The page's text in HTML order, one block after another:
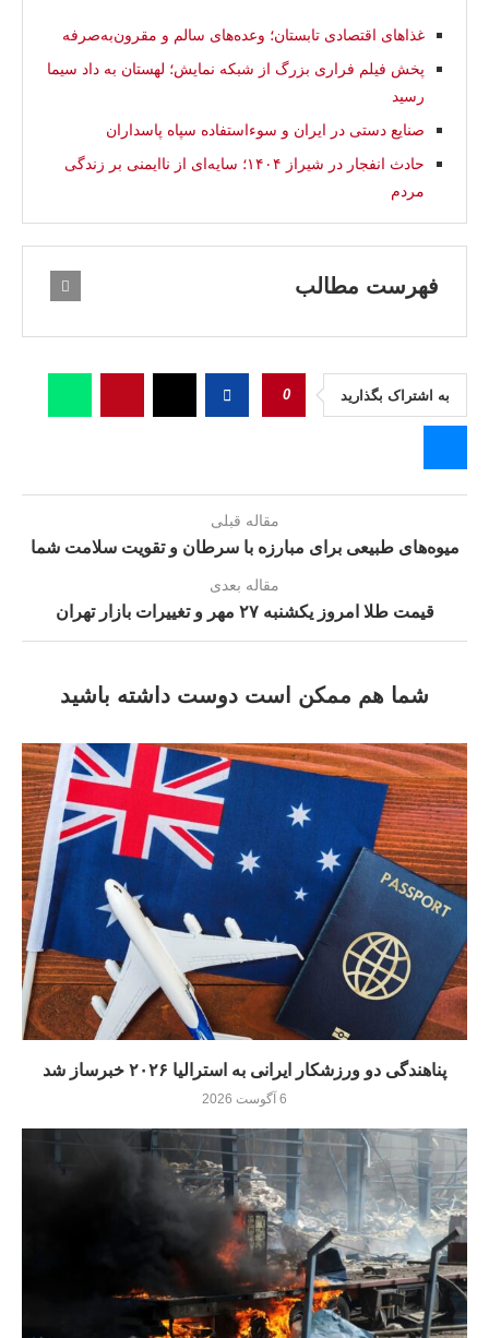
غذاهای اقتصادی تابستان؛ وعده‌های سالم و مقرون‌به‌صرفه
پخش فیلم فراری بزرگ از شبکه نمایش؛ لهستان به داد سیما
رسید
صنایع دستی در ایران و سوءاستفاده سپاه پاسداران
حادث انفجار در شیراز ۱۴۰۴؛ سایه‌ای از ناایمنی بر زندگی
مردم
فهرست مطالب
به اشتراک بگذارید 0
مقاله قبلی
میوه‌های طبیعی برای مبارزه با سرطان و تقویت سلامت شما
مقاله بعدی
قیمت طلا امروز یکشنبه ۲۷ مهر و تغییرات بازار تهران
شما هم ممکن است دوست داشته باشید
پناهندگی دو ورزشکار ایرانی به استرالیا ۲۰۲۶ خبرساز شد
6 آگوست 2026